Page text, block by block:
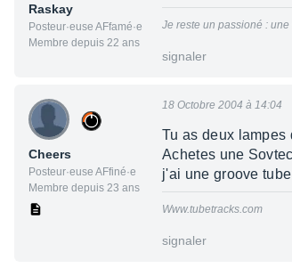
Raskay
Posteur·euse AFfamé·e
Membre depuis 22 ans
Je reste un passioné :
signaler
Cheers
Posteur·euse AFfiné·e
Membre depuis 23 ans
18 Octobre 2004 à 14:04
Tu as deux lampes
Achetes une
j'ai une groove
Www.tubetracks.com
signaler